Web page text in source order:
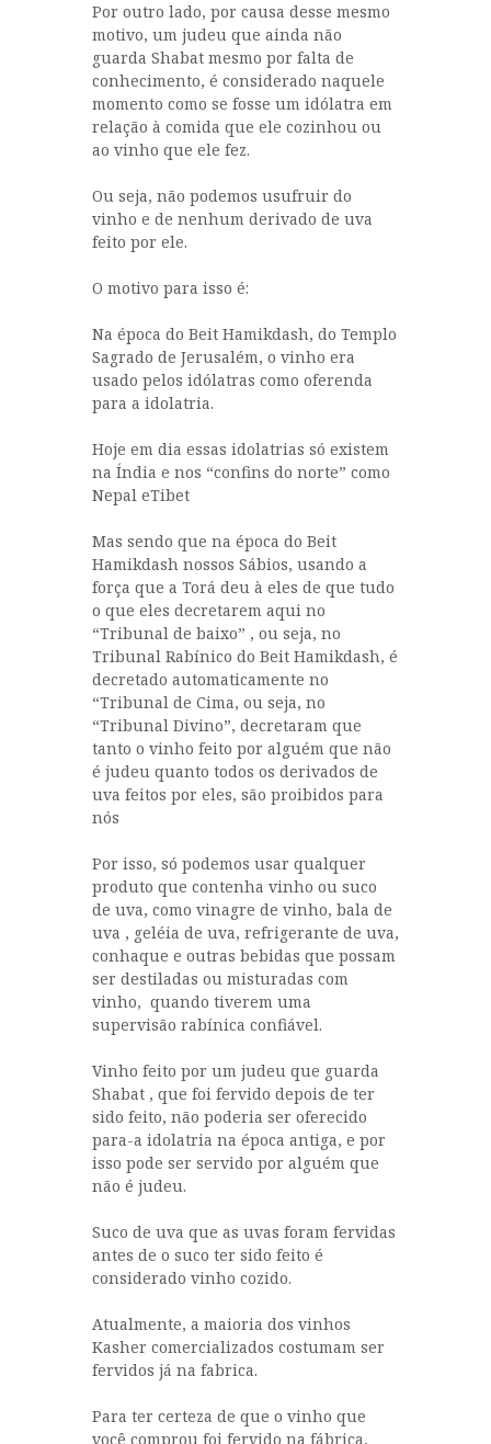
Por outro lado, por causa desse mesmo
motivo, um judeu que ainda não
guarda Shabat mesmo por falta de
conhecimento, é considerado naquele
momento como se fosse um idólatra em
relação à comida que ele cozinhou ou
ao vinho que ele fez.
Ou seja, não podemos usufruir do
vinho e de nenhum derivado de uva
feito por ele.
O motivo para isso é:
Na época do Beit Hamikdash, do Templo
Sagrado de Jerusalém, o vinho era
usado pelos idólatras como oferenda
para a idolatria.
Hoje em dia essas idolatrias só existem
na Índia e nos “confins do norte” como
Nepal eTibet
Mas sendo que na época do Beit
Hamikdash nossos Sábios, usando a
força que a Torá deu à eles de que tudo
o que eles decretarem aqui no
“Tribunal de baixo” , ou seja, no
Tribunal Rabínico do Beit Hamikdash, é
decretado automaticamente no
“Tribunal de Cima, ou seja, no
“Tribunal Divino”, decretaram que
tanto o vinho feito por alguém que não
é judeu quanto todos os derivados de
uva feitos por eles, são proibidos para
nós
Por isso, só podemos usar qualquer
produto que contenha vinho ou suco
de uva, como vinagre de vinho, bala de
uva , geléia de uva, refrigerante de uva,
conhaque e outras bebidas que possam
ser destiladas ou misturadas com
vinho, quando tiverem uma
supervisão rabínica confiável.
Vinho feito por um judeu que guarda
Shabat , que foi fervido depois de ter
sido feito, não poderia ser oferecido
para-a idolatria na época antiga, e por
isso pode ser servido por alguém que
não é judeu.
Suco de uva que as uvas foram fervidas
antes de o suco ter sido feito é
considerado vinho cozido.
Atualmente, a maioria dos vinhos
Kasher comercializados costumam ser
fervidos já na fabrica.
Para ter certeza de que o vinho que
você comprou foi fervido na fábrica,